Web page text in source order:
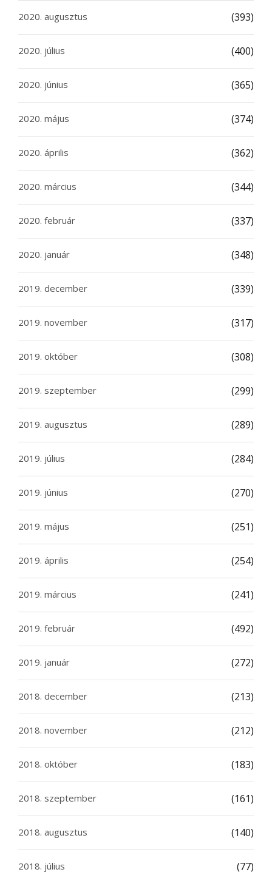
2020. augusztus (393)
2020. július (400)
2020. június (365)
2020. május (374)
2020. április (362)
2020. március (344)
2020. február (337)
2020. január (348)
2019. december (339)
2019. november (317)
2019. október (308)
2019. szeptember (299)
2019. augusztus (289)
2019. július (284)
2019. június (270)
2019. május (251)
2019. április (254)
2019. március (241)
2019. február (492)
2019. január (272)
2018. december (213)
2018. november (212)
2018. október (183)
2018. szeptember (161)
2018. augusztus (140)
2018. július (77)